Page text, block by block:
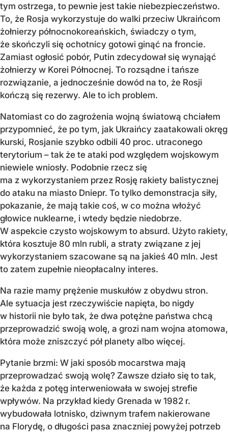
tym ostrzega, to pewnie jest takie niebezpieczeństwo.
To, że Rosja wykorzystuje do walki przeciw Ukraińcom
żołnierzy północnokoreańskich, świadczy o tym,
że skończyli się ochotnicy gotowi ginąć na froncie.
Zamiast ogłosić pobór, Putin zdecydował się wynająć
żołnierzy w Korei Północnej. To rozsądne i tańsze
rozwiązanie, a jednocześnie dowód na to, że Rosji
kończą się rezerwy. Ale to ich problem.
Natomiast co do zagrożenia wojną światową chciałem
przypomnieć, że po tym, jak Ukraińcy zaatakowali okręg
kurski, Rosjanie szybko odbili 40 proc. utraconego
terytorium – tak że te ataki pod względem wojskowym
niewiele wniosły. Podobnie rzecz się
ma z wykorzystaniem przez Rosję rakiety balistycznej
do ataku na miasto Dniepr. To tylko demonstracja siły,
pokazanie, że mają takie coś, w co można włożyć
głowice nuklearne, i wtedy będzie niedobrze.
W aspekcie czysto wojskowym to absurd. Użyto rakiety,
która kosztuje 80 mln rubli, a straty związane z jej
wykorzystaniem szacowane są na jakieś 40 mln. Jest
to zatem zupełnie nieopłacalny interes.
Na razie mamy prężenie muskułów z obydwu stron.
Ale sytuacja jest rzeczywiście napięta, bo nigdy
w historii nie było tak, że dwa potężne państwa chcą
przeprowadzić swoją wolę, a grozi nam wojna atomowa,
która może zniszczyć pół planety albo więcej.
Pytanie brzmi: W jaki sposób mocarstwa mają
przeprowadzać swoją wolę? Zawsze działo się to tak,
że każda z potęg interweniowała w swojej strefie
wpływów. Na przykład kiedy Grenada w 1982 r.
wybudowała lotnisko, dziwnym trafem nakierowane
na Florydę, o długości pasa znaczniej powyżej potrzeb